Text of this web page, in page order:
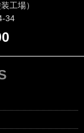
工場）
34